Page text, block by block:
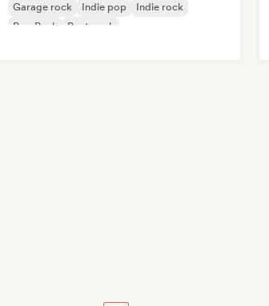
Garage rock
Indie pop
Indie rock
Pop Punk
Post punk